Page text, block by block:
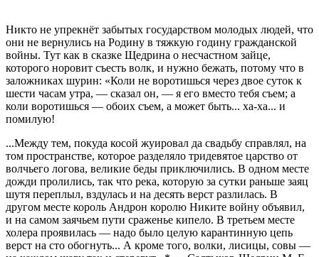
Никто не упрекнёт забытых государством молодых людей, что
они не вернулись на Родину в тяжкую годину гражданской
войны. Тут как в сказке Щедрина о несчастном зайце,
которого норовит съесть волк, и нужно бежать, потому что в
заложниках шурин: «Коли не воротишься через двое суток к
шести часам утра, — сказал он, — я его вместо тебя съем; а
коли воротишься — обоих съем, а может быть... ха-ха... и
помилую!
...Между тем, покуда косой жуировал да свадьбу справлял, на
том пространстве, которое разделяло тридевятое царство от
волчьего логова, великие беды приключились. В одном месте
дожди пролились, так что река, которую за сутки раньше заяц
шутя переплыл, вздулась и на десять верст разлилась. В
другом месте король Андрон королю Никите войну объявил,
и на самом заячьем пути сраженье кипело. В третьем месте
холера проявилась — надо было целую карантинную цепь
верст на сто обогнуть... А кроме того, волки, лисицы, совы —